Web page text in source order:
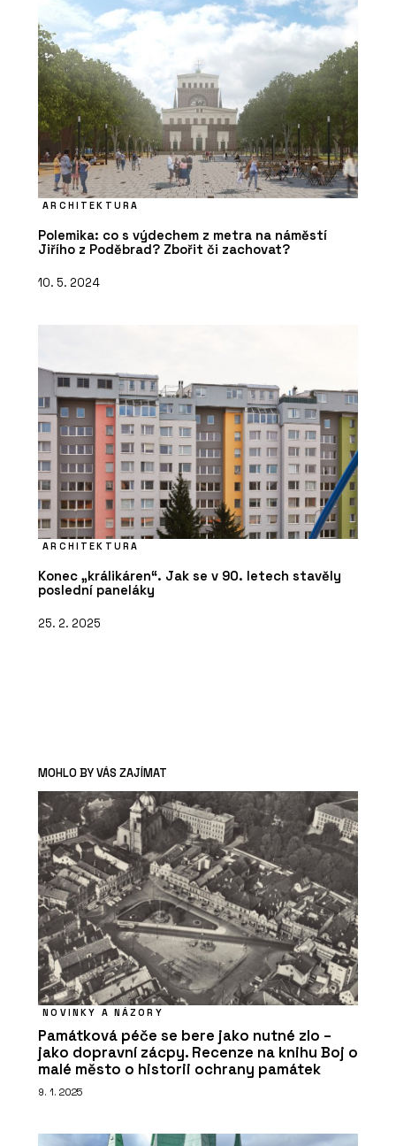
ARCHITEKTURA
Polemika: co s výdechem z metra na náměstí
Jiřího z Poděbrad? Zbořit či zachovat?
10. 5. 2024
ARCHITEKTURA
Konec „králikáren“. Jak se v 90. letech stavěly
poslední paneláky
25. 2. 2025
MOHLO BY VÁS ZAJÍMAT
NOVINKY A NÁZORY
Památková péče se bere jako nutné zlo –
jako dopravní zácpy. Recenze na knihu Boj o
malé město o historii ochrany památek
9. 1. 2025